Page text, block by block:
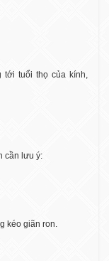
tới tuổi thọ của kính,
cần lưu ý:
kéo giãn ron.